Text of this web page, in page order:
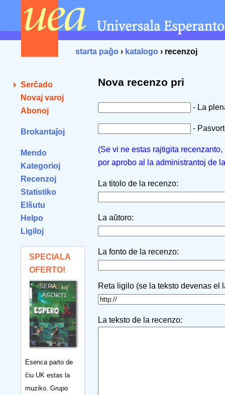
starta paĝo › katalogo › recenzoj
Serĉado
Novaj varoj
Abonoj
Brokantaĵoj
Mendo
Kategorioj
Recenzoj
Statistiko
Elŝutu
Helpo
Ligiloj
SPECIALA
OFERTO!
Esenca parto de
ĉiu UK estas la
muziko. Grupo
Nova recenzo pri
- La
-
(Se vi ne estas rajtigita
por aprobo al la administrantoj de
La titolo de la recenzo:
La aŭtoro:
La fonto de la recenzo:
Reta ligilo (se la teksto devenas el
La teksto de la recenzo: